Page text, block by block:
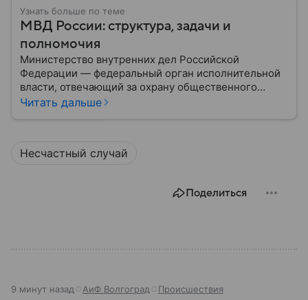
Узнать больше по теме
МВД России: структура, задачи и
полномочия
Министерство внутренних дел Российской
Федерации — федеральный орган исполнительной
власти, отвечающий за охрану общественного
порядка, борьбу с преступностью, обеспечение
России, какие задачи выполняет министерство, как
Читать дальше
Несчастный случай
Поделиться
9 минут назад АиФ Волгоград Происшествия